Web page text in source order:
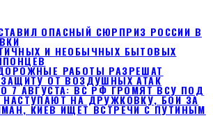
ОПАСНЫЙ СЮРПРИЗ РОССИИ В
И НЕОБЫЧНЫХ БЫТОВЫХ
РАБОТЫ РАЗРЕШАТ
ЗАЩИТУ ОТ ВОЗДУШНЫХ АТАК
7 АВГУСТА: ВС РФ ГРОМЯТ ВСУ ПОД
НАСТУПАЮТ НА ДРУЖКОВКУ, БОИ ЗА
КИЕВ ИЩЕТ ВСТРЕЧИ С ПУТИНЫМ